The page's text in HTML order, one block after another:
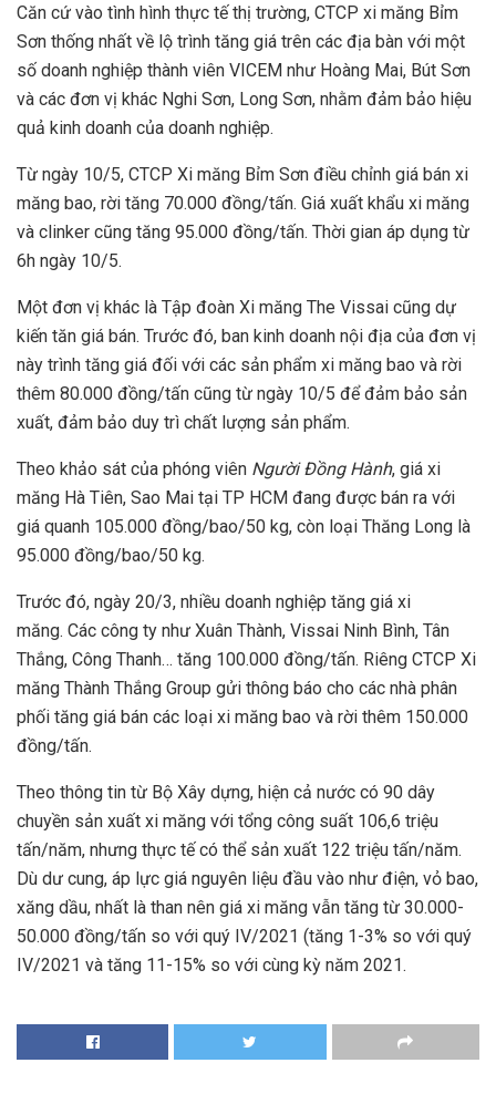
Căn cứ vào tình hình thực tế thị trường, CTCP xi măng Bỉm
Sơn thống nhất về lộ trình tăng giá trên các địa bàn với một
số doanh nghiệp thành viên VICEM như Hoàng Mai, Bút Sơn
và các đơn vị khác Nghi Sơn, Long Sơn, nhằm đảm bảo hiệu
quả kinh doanh của doanh nghiệp.
Từ ngày 10/5, CTCP Xi măng Bỉm Sơn điều chỉnh giá bán xi
măng bao, rời tăng 70.000 đồng/tấn. Giá xuất khẩu xi măng
và clinker cũng tăng 95.000 đồng/tấn. Thời gian áp dụng từ
6h ngày 10/5.
Một đơn vị khác là Tập đoàn Xi măng The Vissai cũng dự
kiến tăn giá bán. Trước đó, ban kinh doanh nội địa của đơn vị
này trình tăng giá đối với các sản phẩm xi măng bao và rời
thêm 80.000 đồng/tấn cũng từ ngày 10/5 để đảm bảo sản
xuất, đảm bảo duy trì chất lượng sản phẩm.
Theo khảo sát của phóng viên Người Đồng Hành, giá xi
măng Hà Tiên, Sao Mai tại TP HCM đang được bán ra với
giá quanh 105.000 đồng/bao/50 kg, còn loại Thăng Long là
95.000 đồng/bao/50 kg.
Trước đó, ngày 20/3, nhiều doanh nghiệp tăng giá xi
măng. Các công ty như Xuân Thành, Vissai Ninh Bình, Tân
Thắng, Công Thanh… tăng 100.000 đồng/tấn. Riêng CTCP Xi
măng Thành Thắng Group gửi thông báo cho các nhà phân
phối tăng giá bán các loại xi măng bao và rời thêm 150.000
đồng/tấn.
Theo thông tin từ Bộ Xây dựng, hiện cả nước có 90 dây
chuyền sản xuất xi măng với tổng công suất 106,6 triệu
tấn/năm, nhưng thực tế có thể sản xuất 122 triệu tấn/năm.
Dù dư cung, áp lực giá nguyên liệu đầu vào như điện, vỏ bao,
xăng dầu, nhất là than nên giá xi măng vẫn tăng từ 30.000-
50.000 đồng/tấn so với quý IV/2021 (tăng 1-3% so với quý
IV/2021 và tăng 11-15% so với cùng kỳ năm 2021.